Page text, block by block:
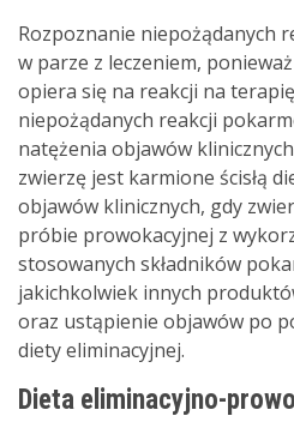
Rozpoznanie niepożądanych
w parze z leczeniem,
opiera się na reakcji na
niepożądanych reakcji
natężenia objawów
zwierzę jest karmione ścisłą
objawów klinicznych, gdy
próbie prowokacyjnej z
stosowanych składników
jakichkolwiek innych
oraz ustąpienie objawów po
diety eliminacyjnej.
Dieta eliminacyjno-